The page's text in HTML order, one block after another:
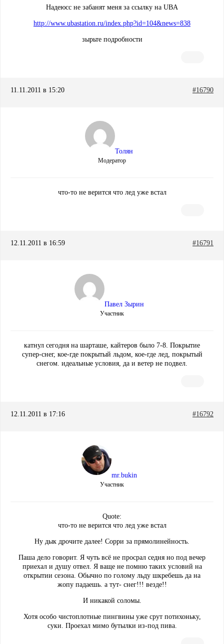
Надеюсс не забанят меня за ссылку на UBA
http://www.ubastation.ru/index.php?id=104&news=838
зырьте подробности
11.11.2011 в 15:20 #16790
Толян
Модератор
что-то не верится что лед уже встал
12.11.2011 в 16:59 #16791
Павел Зырин
Участник
катнул сегодня на шарташе, кайтеров было 7-8. Покрытие
супер-снег, кое-где покрытый льдом, кое-где лед, покрытый
снегом. идеальные условия, да и ветер не подвел.
12.11.2011 в 17:16 #16792
mr.bukin
Участник
Quote:
что-то не верится что лед уже встал
Ну дык дрочите далее! Сорри за прямолинейность.
Паша дело говорит. Я чуть всё не просрал седня но под вечер
приехал и душу отвел. Я ваще не помню таких условий на
открытии сезона. Обычно по голому льду шкребешь да на
жопу падаешь. а тут- снег!!! везде!!
И никакой соломы.
Хотя особо чистоплотные пингвины уже срут потихоньку,
суки. Проехал мимо бутылки из-под пива.